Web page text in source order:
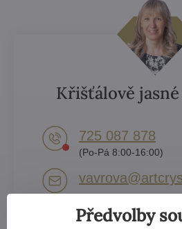
Křišťálově
725 087 878​
(Po-Pá 8:00-16:00)
Předvolby